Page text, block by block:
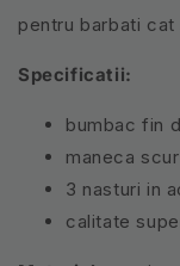
pentru barbati
Specificatii:
bumbac fin
maneca
3 nasturi in
calitate